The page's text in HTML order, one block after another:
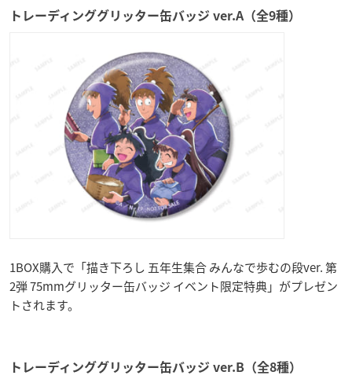
トレーディンググリッター缶バッジ ver.A（全9種）
1BOX購入で「描き下ろし 五年生集合 みんなで歩むの段ver. 第
2弾 75mmグリッター缶バッジ イベント限定特典」がプレゼン
トされます。
トレーディンググリッター缶バッジ ver.B（全8種）